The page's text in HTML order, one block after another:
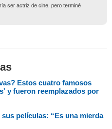
ser actriz de cine, pero terminé
Estos cuatro famosos
y fueron reemplazados por
películas: “Es una mierda